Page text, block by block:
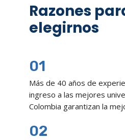
Razones
elegirnos
01
Más de 40 años de
ingreso a las mejores
Colombia garantizan la
02